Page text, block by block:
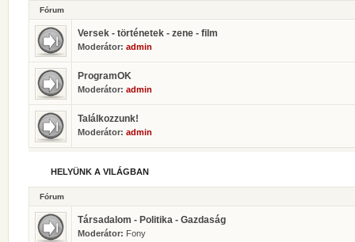
Fórum
Versek - történetek - zene - film
Moderátor: admin
ProgramOK
Moderátor: admin
Találkozzunk!
Moderátor: admin
HELYÜNK A VILÁGBAN
Fórum
Társadalom - Politika - Gazdaság
Moderátor: Fony